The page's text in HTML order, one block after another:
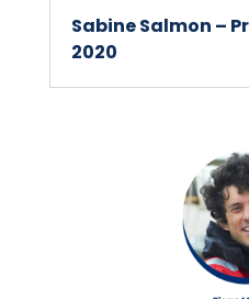
Sabine Salmon –
2020